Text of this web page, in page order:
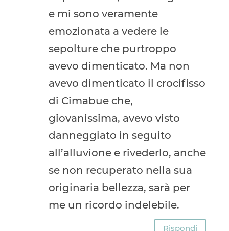
e mi sono veramente
emozionata a vedere le
sepolture che purtroppo
avevo dimenticato. Ma non
avevo dimenticato il crocifisso
di Cimabue che,
giovanissima, avevo visto
danneggiato in seguito
all’alluvione e rivederlo, anche
se non recuperato nella sua
originaria bellezza, sarà per
me un ricordo indelebile.
Rispondi